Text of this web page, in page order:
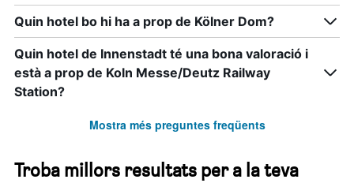
Quin hotel bo hi ha a prop de Kölner Dom?
Quin hotel de Innenstadt té una bona valoració i
està a prop de Koln Messe/Deutz Railway
Station?
Mostra més preguntes freqüents
Troba millors resultats per a la teva